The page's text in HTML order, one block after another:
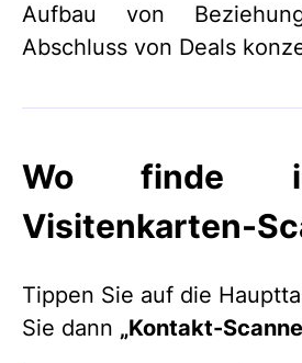
Aufbau von
Abschluss von Deals
Wo finde
Visitenkarten-
Tippen Sie auf die
Sie dann „Kontakt-